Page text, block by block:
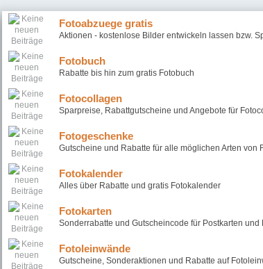
Fotoabzuege gratis
Aktionen - kostenlose Bilder entwickeln lassen bzw.
Fotobuch
Rabatte bis hin zum gratis Fotobuch
Fotocollagen
Sparpreise, Rabattgutscheine und Angebote für
Fotogeschenke
Gutscheine und Rabatte für alle möglichen Arten von
Fotokalender
Alles über Rabatte und gratis Fotokalender
Fotokarten
Sonderrabatte und Gutscheincode für Postkarten und
Fotoleinwände
Gutscheine, Sonderaktionen und Rabatte auf